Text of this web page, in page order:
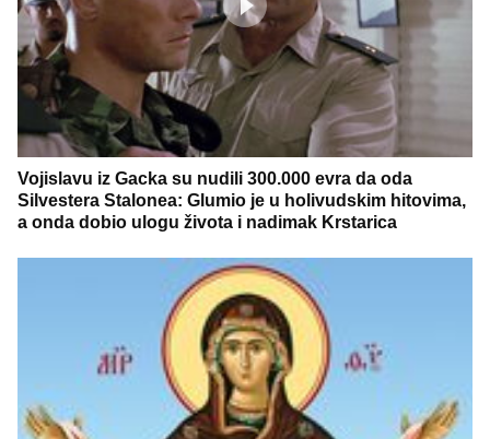
Vojislavu iz Gacka su nudili 300.000 evra da oda
Silvestera Stalonea: Glumio je u holivudskim hitovima,
a onda dobio ulogu života i nadimak Krstarica